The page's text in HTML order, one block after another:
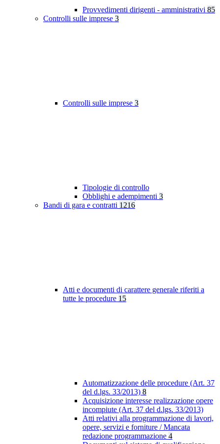
Provvedimenti dirigenti - amministrativi 85
Controlli sulle imprese 3
Controlli sulle imprese 3
Tipologie di controllo
Obblighi e adempimenti 3
Bandi di gara e contratti 1216
Atti e documenti di carattere generale riferiti a
tutte le procedure 15
Automatizzazione delle procedure (Art. 37
del d.lgs. 33/2013) 8
Acquisizione interesse realizzazione opere
incompiute (Art. 37 del d.lgs. 33/2013)
Atti relativi alla programmazione di lavori,
opere, servizi e forniture / Mancata
redazione programmazione 4